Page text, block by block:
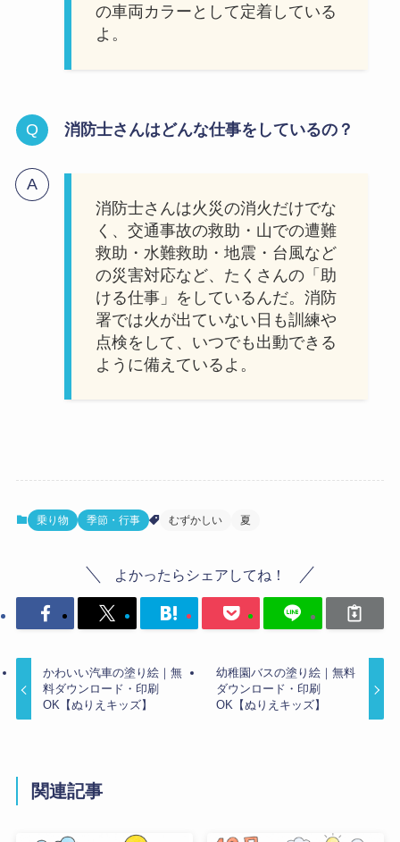
の車両カラーとして定着している
よ。
消防士さんはどんな仕事をしているの？
消防士さんは火災の消火だけでな
く、交通事故の救助・山での遭難
救助・水難救助・地震・台風など
の災害対応など、たくさんの「助
ける仕事」をしているんだ。消防
署では火が出ていない日も訓練や
点検をして、いつでも出動できる
ように備えているよ。
乗り物 季節・行事 むずかしい 夏
よかったらシェアしてね！
かわいい汽車の塗り絵｜無
料ダウンロード・印刷
OK【ぬりえキッズ】
幼稚園バスの塗り絵｜無料
ダウンロード・印刷
OK【ぬりえキッズ】
関連記事